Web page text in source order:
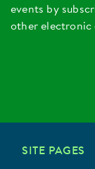
events by
other electronic
SITE PAGES